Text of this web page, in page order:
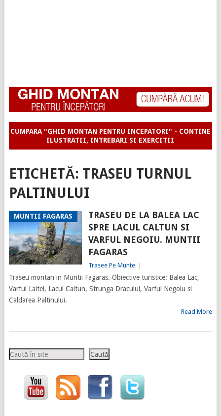
CUMPARA "GHID MONTAN PENTRU INCEPATORI" - CONTINE
ILUSTRATII, INTREBARI SI EXERCITII
ETICHETĂ: TRASEU TURNUL
PALTINULUI
MUNTII FAGARAS
TRASEU DE LA BALEA LAC
SPRE LACUL CALTUN SI
VARFUL NEGOIU. MUNTII
FAGARAS
Trasee Pe Munte
Traseu montan in Muntii Fagaras. Obiective turistice: Balea Lac,
Varful Laitel, Lacul Caltun, Strunga Dracului, Varful Negoiu si
Caldarea Paltinului.
Read More
Caută Caută